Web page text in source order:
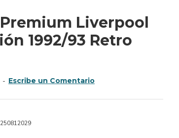
Liverpool
1992/93 Retro
- Escribe un Comentario